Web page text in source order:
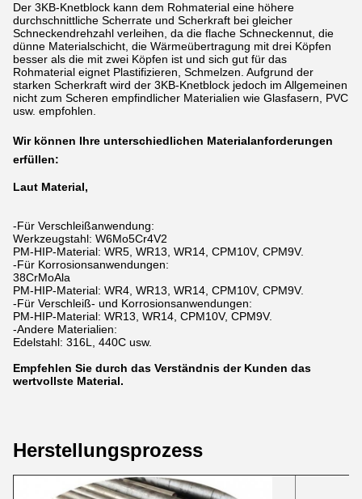
Der 3KB-Knetblock kann dem Rohmaterial eine höhere
durchschnittliche Scherrate und Scherkraft bei gleicher
Schneckendrehzahl verleihen, da die flache Schneckennut, die
dünne Materialschicht, die Wärmeübertragung mit drei Köpfen
besser als die mit zwei Köpfen ist und sich gut für das
Rohmaterial eignet Plastifizieren, Schmelzen. Aufgrund der
starken Scherkraft wird der 3KB-Knetblock jedoch im Allgemeinen
nicht zum Scheren empfindlicher Materialien wie Glasfasern, PVC
usw. empfohlen.
Wir können Ihre unterschiedlichen Materialanforderungen
erfüllen:
Laut Material,
-Für Verschleißanwendung:
Werkzeugstahl: W6Mo5Cr4V2
PM-HIP-Material: WR5, WR13, WR14, CPM10V, CPM9V.
-Für Korrosionsanwendungen:
38CrMoAla
PM-HIP-Material: WR4, WR13, WR14, CPM10V, CPM9V.
-Für Verschleiß- und Korrosionsanwendungen:
PM-HIP-Material: WR13, WR14, CPM10V, CPM9V.
-Andere Materialien:
Edelstahl: 316L, 440C usw.
Empfehlen Sie durch das Verständnis der Kunden das
wertvollste Material.
Herstellungsprozess